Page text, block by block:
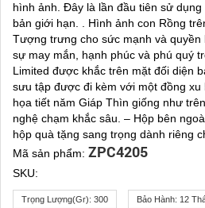
hình ảnh. Đây là lần đầu tiên sử
bản giới hạn. . Hình ảnh con Rồng
Tượng trưng cho sức mạnh và quyền
sự may mắn, hạnh phúc và phú quý
Limited được khắc trên mặt đối diện
sưu tập được đi kèm với một đồng xu
họa tiết năm Giáp Thìn giống như
nghệ chạm khắc sâu. – Hộp bên
hộp quà tặng sang trọng dành riêng
Mã sản phẩm: ZPC4205
SKU:
Trọng Lượng(gr): 300 Bảo Hành: 12